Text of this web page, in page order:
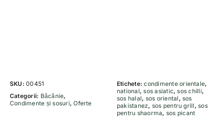
SKU:00451
Categorii: Băcănie,
Condimente și sosuri,Oferte
Etichete:condimente orientale,
national,sos asiatic,sos chilli,
sos halal, sos oriental , sos
pakistanez, sos pentru grill ,sos
pentru shaorma, sos picant